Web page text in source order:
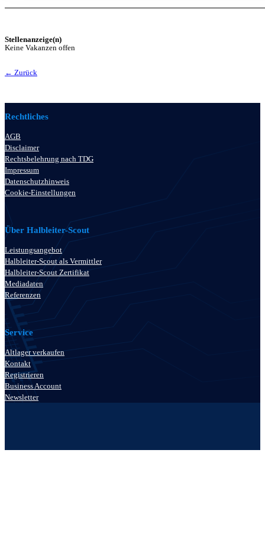
Stellenanzeige(n)
Keine Vakanzen offen
← Zurück
Rechtliches
AGB
Disclaimer
Rechtsbelehrung nach TDG
Impressum
Datenschutzhinweis
Cookie-Einstellungen
Über Halbleiter-Scout
Leistungsangebot
Halbleiter-Scout als Vermittler
Halbleiter-Scout Zertifikat
Mediadaten
Referenzen
Service
Altlager verkaufen
Kontakt
Registrieren
Business Account
Newsletter